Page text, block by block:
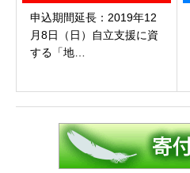
申込期間延長：2019年12
月8日（日）自立支援に資
する「地…